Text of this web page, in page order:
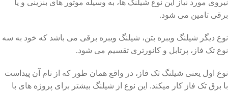
نیروی مورد نیاز این نوع شیلنگ ها، به وسیله موتور های بنزینی و یا
برقی تامین می شود.
نوع دیگر شیلنگ ویبره بتن، شیلنگ ویبره برقی می باشد که خود به سه
نوع تک فاز، پرتابل و کانورتری تقسیم می شود.
نوع اول یعنی شیلنگ تک فاز، در واقع همان طور که از نام آن پیداست
با برق تک فاز کار میکند‌. این نوع از شیلنگ بیشتر برای پروژه های با